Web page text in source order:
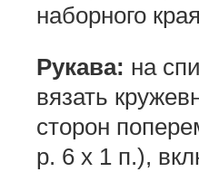
наборного
Рукава: на
вязать
сторон
р. 6 х 1 п.),